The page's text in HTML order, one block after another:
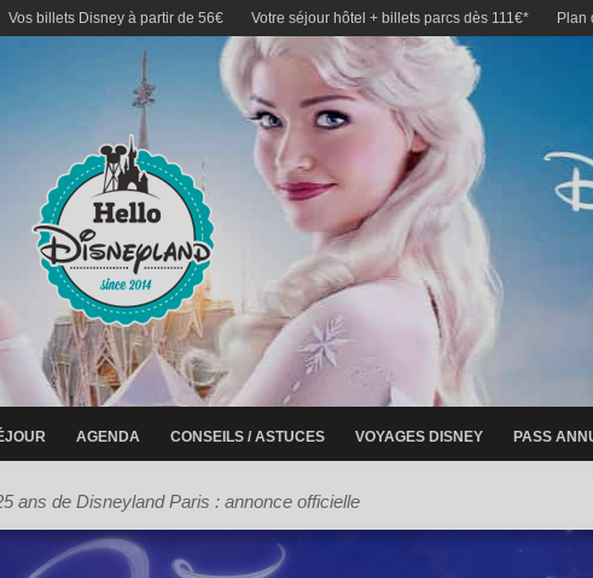
Vos billets Disney à partir de 56€ Votre séjour hôtel + billets parcs dès 111€* Plan
AGENDA CONSEILS / ASTUCES VOYAGES DISNEY PASS
ans de Disneyland Paris : annonce officielle